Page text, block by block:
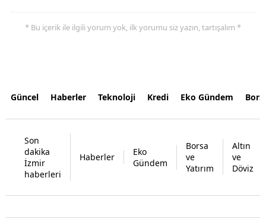
* Bu içerik ile ilgili yorum yok, ilk yorumu siz yazın, tartışalım *
Güncel Haberler Teknoloji Kredi Eko Gündem
Son
dakika
İzmir
haberleri
Haberler
Eko
Gündem
Borsa
ve
Yatırım
Altın
ve
Döviz